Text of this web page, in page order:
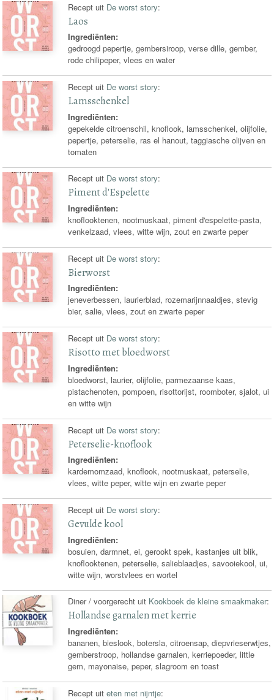
Recept uit De worst story:
Laos
Ingrediënten:
gedroogd pepertje, gembersiroop, verse dille, gember,
rode chilipeper, vlees en water
Recept uit De worst story:
Lamsschenkel
Ingrediënten:
gepekelde citroenschil, knoflook, lamsschenkel, olijfolie,
pepertje, peterselie, ras el hanout, taggiasche olijven en
tomaten
Recept uit De worst story:
Piment d'Espelette
Ingrediënten:
knoflooktenen, nootmuskaat, piment d'espelette-pasta,
venkelzaad, vlees, witte wijn, zout en zwarte peper
Recept uit De worst story:
Bierworst
Ingrediënten:
jeneverbessen, laurierblad, rozemarijnnaaldjes, stevig
bier, salie, vlees, zout en zwarte peper
Recept uit De worst story:
Risotto met bloedworst
Ingrediënten:
bloedworst, laurier, olijfolie, parmezaanse kaas,
pistachenoten, pompoen, risottorijst, roomboter, sjalot, ui
en witte wijn
Recept uit De worst story:
Peterselie-knoflook
Ingrediënten:
kardemomzaad, knoflook, nootmuskaat, peterselie,
vlees, witte peper, witte wijn en zwarte peper
Recept uit De worst story:
Gevulde kool
Ingrediënten:
bosuien, darmnet, ei, gerookt spek, kastanjes uit blik,
knoflooktenen, peterselie, salieblaadjes, savooiekool, ui,
witte wijn, worstvlees en wortel
Diner / voorgerecht uit Kookboek de kleine smaakmaker:
Hollandse garnalen met kerrie
Ingrediënten:
bananen, bieslook, botersla, citroensap, diepvrieserwtjes,
gemberstroop, hollandse garnalen, kerriepoeder, little
gem, mayonaise, peper, slagroom en toast
Recept uiteten met nijntje: